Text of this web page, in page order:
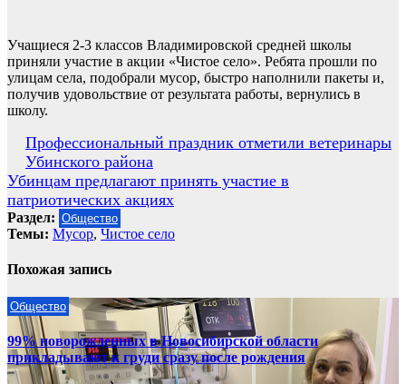
Учащиеся 2-3 классов Владимировской средней школы
приняли участие в акции «Чистое село». Ребята прошли по
улицам села, подобрали мусор, быстро наполнили пакеты и,
получив удовольствие от результата работы, вернулись в
школу.
Навигация
по
записям
Профессиональный праздник отметили ветеринары
Убинского района
Убинцам предлагают принять участие в
патриотических акциях
Раздел: Общество
Темы: Мусор, Чистое село
Похожая запись
Общество
99% новорожденных в Новосибирской области
прикладывают к груди сразу после рождения